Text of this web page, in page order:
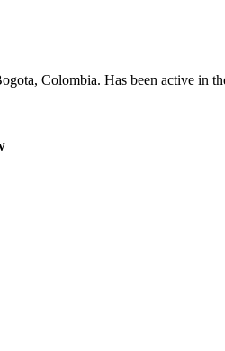
Colombia. Has been active in